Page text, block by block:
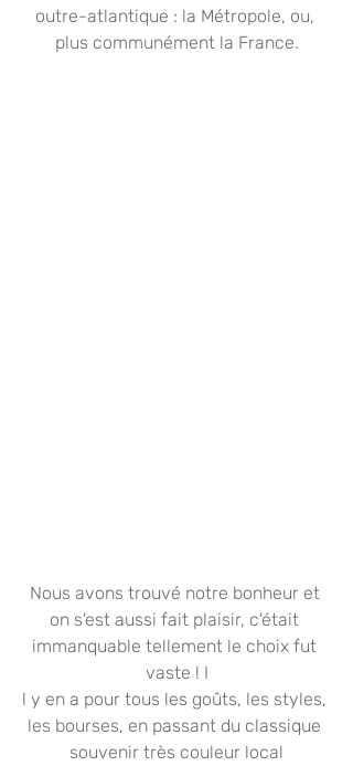
outre-atlantique : la Métropole, ou,
plus communément la France.
Nous avons trouvé notre bonheur et
on s'est aussi fait plaisir, c'était
immanquable tellement le choix fut
vaste ! I
l y en a pour tous les goûts, les styles,
les bourses, en passant du classique
souvenir très couleur local